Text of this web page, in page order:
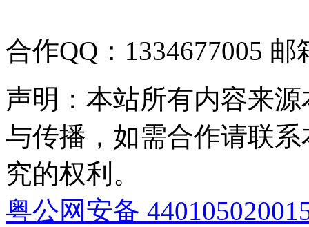
合作QQ：1334677005 邮
声明：本站所有内容来
与传播，如需合作请联
究的权利。
粤公网安备